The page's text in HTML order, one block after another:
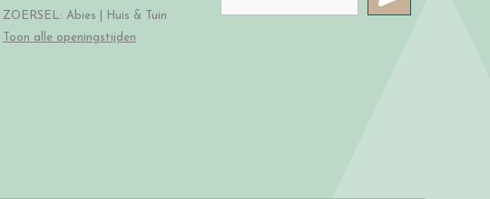
ZOERSEL: Abies | Huis & Tuin
Toon alle openingstijden